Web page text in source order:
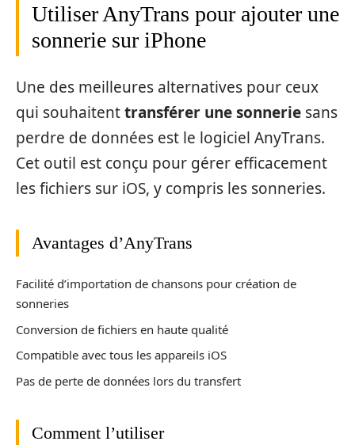
Utiliser AnyTrans pour ajouter une
sonnerie sur iPhone
Une des meilleures alternatives pour ceux
qui souhaitenttransférer une sonnerie sans
perdre de données est le logiciel AnyTrans.
Cet outil est conçu pour gérer efficacement
les fichiers sur iOS, y compris les sonneries.
Avantages d’AnyTrans
Facilité d’importation de chansons pour création de
sonneries
Conversion de fichiers en haute qualité
Compatible avec tous les appareils iOS
Pas de perte de données lors du transfert
Comment l’utiliser